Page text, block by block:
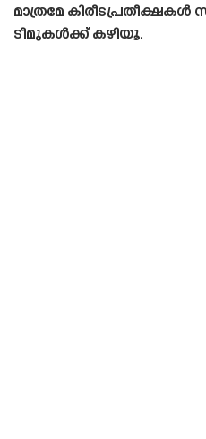
മാത്രമേ കിരീടപ്രതീക്ഷകൾ
ടീമുകൾക്ക് കഴിയൂ.